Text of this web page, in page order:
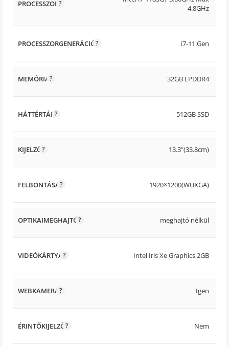
PROCESSZOR
4.8GHz
PROCESSZORGENERÁCIÓ i7-11.Gen
MEMÓRIA 32GB LPDDR4
HÁTTÉRTÁR 512GB SSD
KIJELZŐ 13.3"(33.8cm)
FELBONTÁSA 1920×1200(WUXGA)
OPTIKAIMEGHAJTÓ meghajtó nélkül
VIDEÓKÁRTYA Intel Iris Xe Graphics 2GB
WEBKAMERA Igen
ÉRINTŐKIJELZŐ Nem